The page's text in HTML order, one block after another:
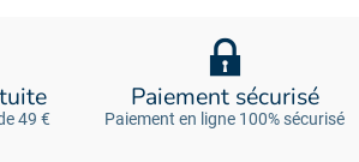
49 €
Paiement sécurisé
Paiement en ligne 100% sécurisé